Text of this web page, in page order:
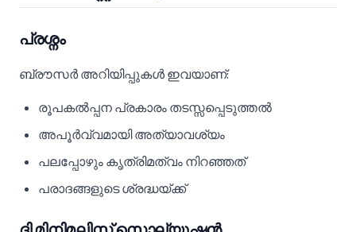
പ്രശ്നം
ബ്രൗസർ അറിയിപ്പുകൾ ഇവയാണ്:
രൂപകൽപ്പന പ്രകാരം തടസ്സപ്പെടുത്തൽ
അപൂർവ്വമായി അത്യാവശ്യം
പലപ്പോഴും കൃത്രിമത്വം നിറഞ്ഞത്
പരാദങ്ങളുടെ ശ്രദ്ധയ്ക്ക്